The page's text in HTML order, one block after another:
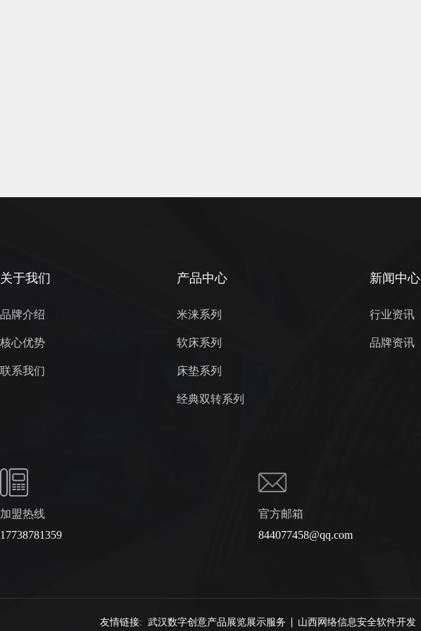
关于我们
品牌介绍
核心优势
联系我们
产品中心
米涞系列
软床系列
床垫系列
经典双转系列
新闻中心
行业资讯
品牌资讯
加盟热线
17738781359
官方邮箱
844077458@qq.com
友情链接: 武汉数字创意产品展览展示服务 山西网络信息安全软件开发